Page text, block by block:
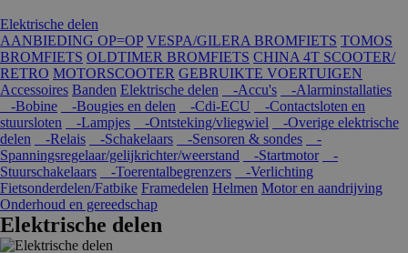
Elektrische delen
AANBIEDING OP=OP VESPA/GILERA BROMFIETS TOMOS
BROMFIETS OLDTIMER BROMFIETS CHINA 4T SCOOTER/
RETRO MOTORSCOOTER GEBRUIKTE VOERTUIGEN
Accessoires Banden Elektrische delen -Accu's
-Alarminstallaties
-Bobine
-Bougies en delen -Cdi-ECU
-Contactsloten en
stuursloten
-Lampjes -Ontsteking/vliegwiel
-Overige elektrische
delen
-Relais -Schakelaars -Sensoren & sondes
-
Spanningsregelaar/gelijkrichter/weerstand
-Startmotor
-
Stuurschakelaars
-Toerentalbegrenzers
-Verlichting
Fietsonderdelen/Fatbike Framedelen Helmen Motor en aandrijving
Onderhoud en gereedschap
Elektrische delen